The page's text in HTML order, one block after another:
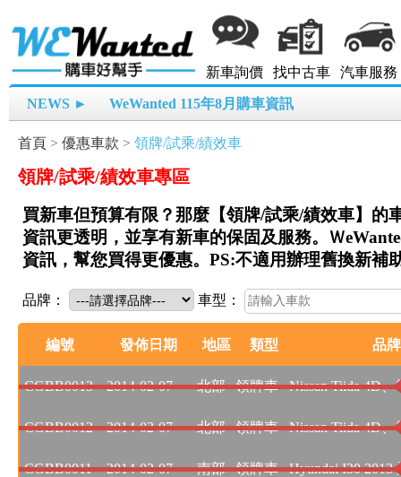
新車詢價 找中古車 汽車服務
NEWS ► WeWanted 115年8月購車資訊
首頁 > 優惠車款 > 領牌/試乘/績效車
領牌/試乘/績效車專區
買新車但預算有限？那麼【領牌/試乘/績效車】的
資訊更透明，並享有新車的保固及服務。Ｗ
資訊，幫您買得更優惠。PS:不適用辦理舊換新補
品牌： 車型：
編號 發佈日期 地區 類型 品
CGBB0013 2014-02-07 北部 領牌車 Nissan Tiida 4D、
CGBB0012 2014-02-07 北部 領牌車 Nissan Tiida 4D、
CGBB0011 2014-02-07 南部 領牌車 Hyundai I30 2013